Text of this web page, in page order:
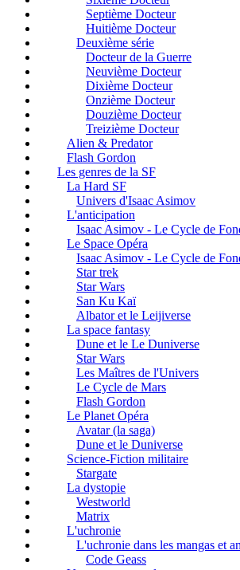
Septième Docteur
Huitième Docteur
Deuxième série
Docteur de la Guerre
Neuvième Docteur
Dixième Docteur
Onzième Docteur
Douzième Docteur
Treizième Docteur
Alien & Predator
Flash Gordon
Les genres de la SF
La Hard SF
Univers d'Isaac Asimov
L'anticipation
Isaac Asimov - Le Cycle de
Le Space Opéra
Isaac Asimov - Le Cycle de
Star trek
Star Wars
San Ku Kaï
Albator et le Leijiverse
La space fantasy
Dune et le Le Duniverse
Star Wars
Les Maîtres de l'Univers
Le Cycle de Mars
Flash Gordon
Le Planet Opéra
Avatar (la saga)
Dune et le Duniverse
Science-Fiction militaire
Stargate
La dystopie
Westworld
Matrix
L'uchronie
L'uchronie dans les mangas et
Code Geass